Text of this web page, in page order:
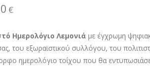
€
Ημερολόγιο Λεμονιά με έγχρωμη
του εξωραϊστικού συλλόγου, του
ημερολόγιο τοίχου που θα